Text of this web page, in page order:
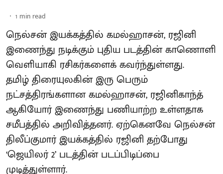
1 min read
நெல்சன் இயக்கத்தில் கமல்ஹாசன், ரஜினி
இணைந்து நடிக்கும் புதிய படத்தின் காணொளி
வெளியாகி ரசிகர்களைக் கவர்ந்துள்ளது.
தமிழ் திரையுலகின் இரு பெரும்
நட்சத்திரங்களான கமல்ஹாசன், ரஜினிகாந்த்
ஆகியோர் இணைந்து பணியாற்ற உள்ளதாக
சமீபத்தில் அறிவித்தனர். ஏற்கெனவே நெல்சன்
திலீப்குமார் இயக்கத்தில் ரஜினி தற்போது
‘ஜெயிலர் 2’ படத்தின் படப்பிடிப்பை
முடித்துள்ளார்.